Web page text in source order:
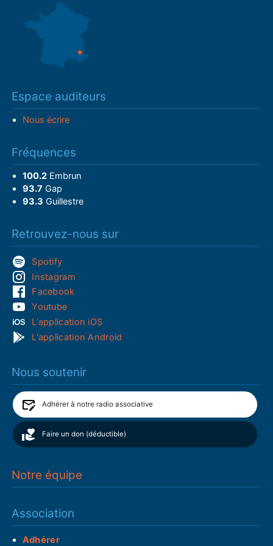
Espace auditeurs
Nous écrire
Fréquences
100.2Embrun
93.7 Gap
93.3 Guillestre
Retrouvez-nous sur
Spotify
Instagram
Facebook
Youtube
L'application iOS
L'application Android
Nous soutenir
Adhérer à notre radio associative
Faire un don (déductible)
Notre équipe
Association
Adhérer